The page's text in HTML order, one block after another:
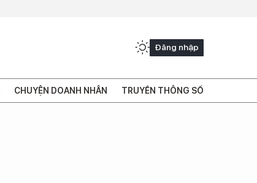
Đăng nhập
CHUYỆN DOANH NHÂN TRUYỀN THÔNG SỐ